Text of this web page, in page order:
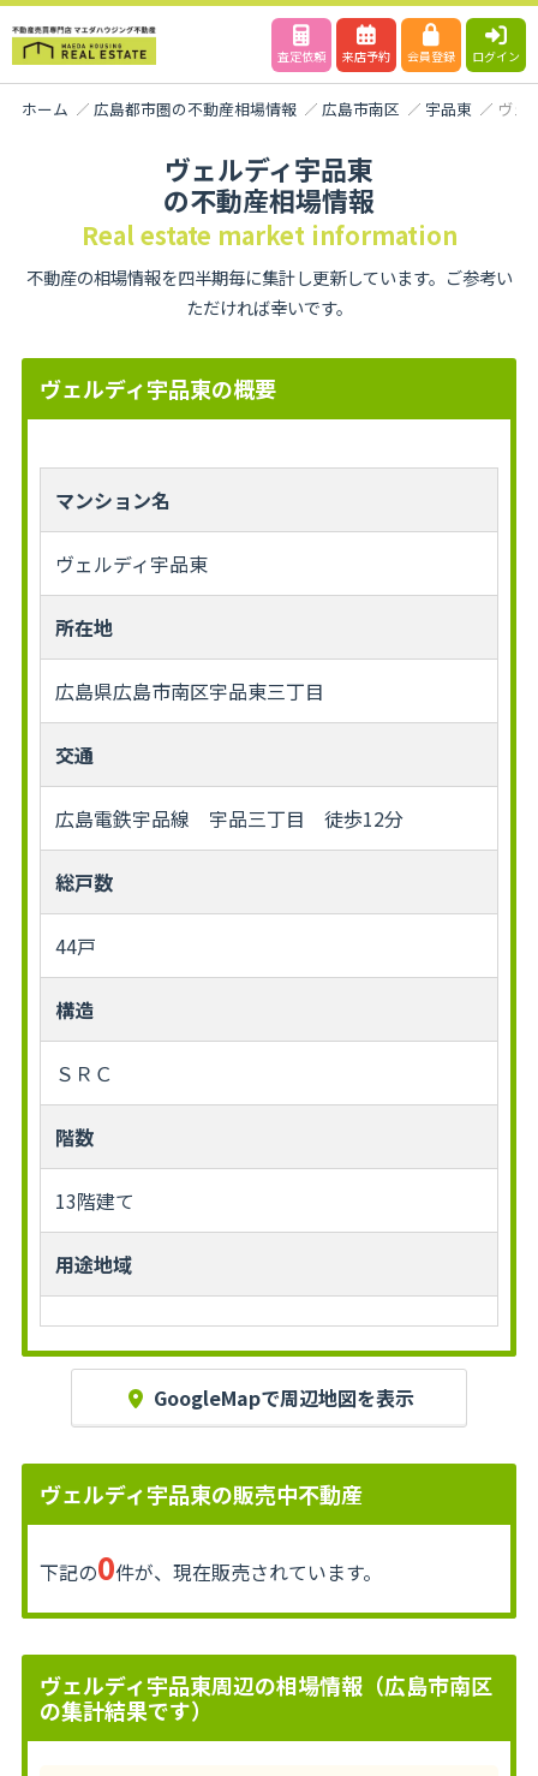
査定依頼 来店予約 会員登録 ログイン
ホーム 広島都市圏の不動産相場情報 広島市南区 宇品東 ヴェ
ヴェルディ宇品東
の不動産相場情報
Real estate market information
不動産の相場情報を四半期毎に集計し更新しています。ご参考い
ただければ幸いです。
ヴェルディ宇品東の概要
マンション名
ヴェルディ宇品東
所在地
広島県広島市南区宇品東三丁目
交通
広島電鉄宇品線 宇品三丁目 徒歩12分
総戸数
44戸
構造
ＳＲＣ
階数
13階建て
用途地域
GoogleMapで周辺地図を表示
ヴェルディ宇品東の販売中不動産
下記の0件が、現在販売されています。
ヴェルディ宇品東周辺の相場情報（広島市南区
の集計結果です）